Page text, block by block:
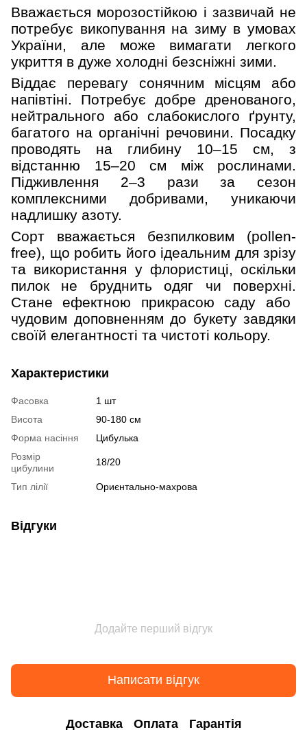
Вважається морозостійкою і зазвичай не
потребує викопування на зиму в умовах
України, але може вимагати легкого
укриття в дуже холодні безсніжні зими.
Віддає перевагу сонячним місцям або
напівтіні. Потребує добре дренованого,
нейтрального або слабокислого ґрунту,
багатого на органічні речовини. Посадку
проводять на глибину 10–15 см, з
відстанню 15–20 см між рослинами.
Підживлення 2–3 рази за сезон
комплексними добривами, уникаючи
надлишку азоту.
Сорт вважається безпилковим (pollen-
free), що робить його ідеальним для зрізу
та використання у флористиці, оскільки
пилок не бруднить одяг чи поверхні.
Стане ефектною прикрасою саду або
чудовим доповненням до букету завдяки
своїй елегантності та чистоті кольору.
Характеристики
Фасовка
1 шт
Висота
90-180 см
Форма насіння
Цибулька
Розмір
цибулини
18/20
Тип лілії Ориєнтально-махрова
Відгуки
Додайте перший відгук
Написати відгук
Доставка Оплата Гарантія